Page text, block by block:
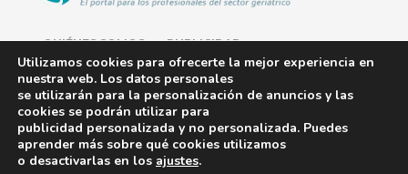
QUIÉNES SOMOS PUBLICIDAD
AVISO LEGAL
POLÍTICA DE COOKIES
POLÍTICA DE PRIVACIDAD
Utilizamos cookies para ofrecerte la mejor experiencia en
nuestra web. Los datos personales
se utilizarán para la personalización de anuncios y las
cookies se podrán utilizar para
publicidad personalizada y no personalizada. Puedes
aprender más sobre qué cookies utilizamos
o desactivarlas en los ajustes.